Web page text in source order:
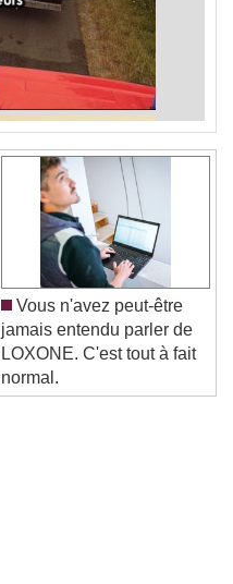
Vous n'avez peut-être
jamais entendu parler de
LOXONE. C'est tout à fait
normal.